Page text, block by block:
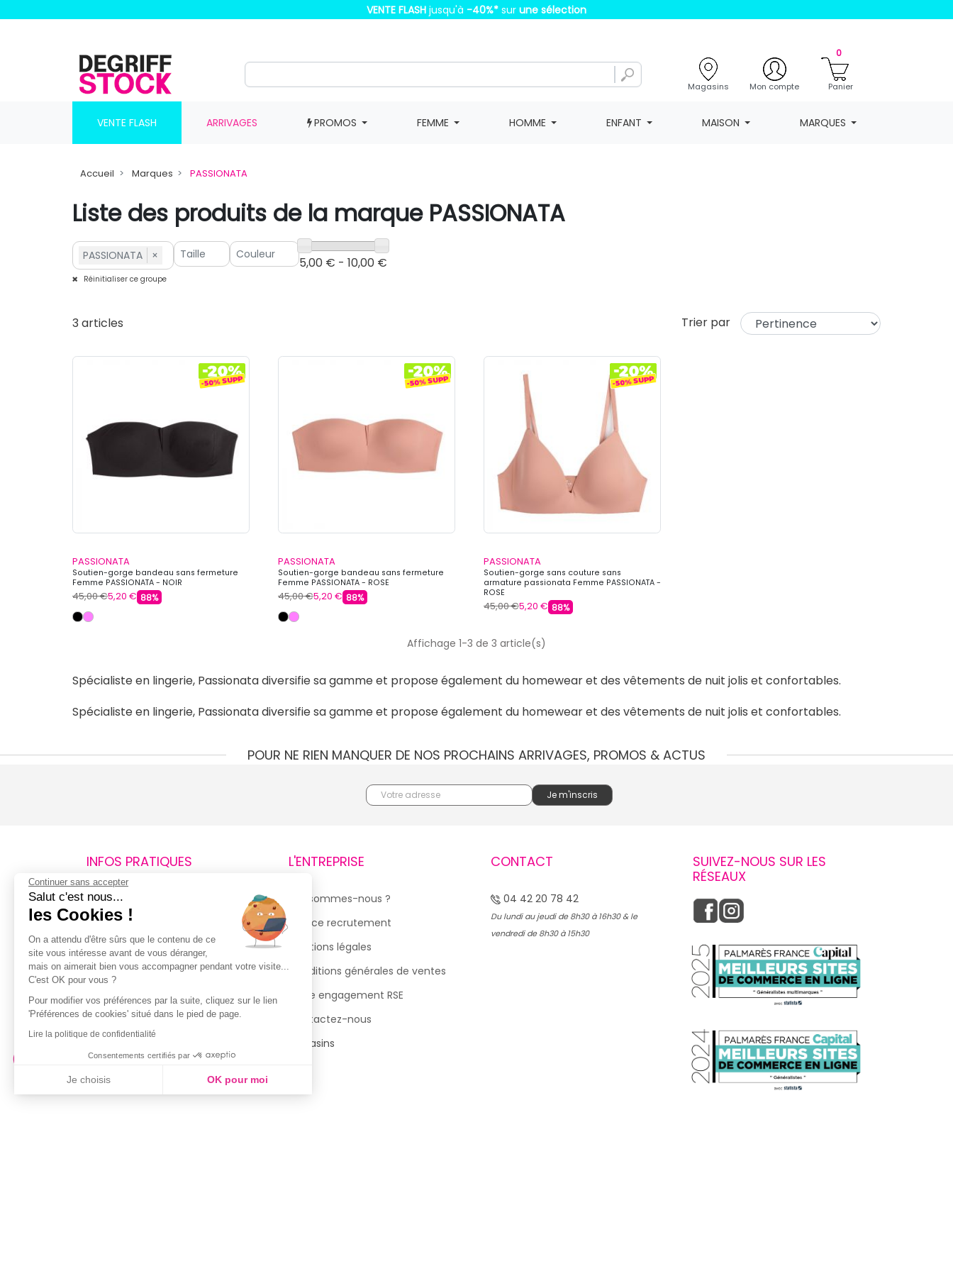
VENTE FLASH jusqu'à -40%* sur une sélection
Magasins Mon compte
0
Panier
VENTE FLASH ARRIVAGES PROMOS FEMME HOMME ENFANT MAISON MARQUES
Accueil Marques PASSIONATA
Liste des produits de la marque PASSIONATA
PASSIONATA ×
Réinitialiser ce groupe
5,00 € - 10,00 €
3 articles Trier par
PASSIONATA
Soutien-gorge bandeau sans fermeture
Femme PASSIONATA - NOIR
45,00 €5,20 € 88%
PASSIONATA
Soutien-gorge bandeau sans fermeture
Femme PASSIONATA - ROSE
45,00 €5,20 € 88%
PASSIONATA
Soutien-gorge sans couture sans
armature passionata Femme PASSIONATA -
ROSE
45,00 €5,20 € 88%
Affichage 1-3 de 3 article(s)
Spécialiste en lingerie, Passionata diversifie sa gamme et propose également du homewear et des vêtements de nuit jolis et confortables.
Spécialiste en lingerie, Passionata diversifie sa gamme et propose également du homewear et des vêtements de nuit jolis et confortables.
POUR NE RIEN MANQUER DE NOS PROCHAINS ARRIVAGES, PROMOS & ACTUS
INFOS PRATIQUES
Retours et remboursements
Suivi de commande
Livraisons
Guide des tailles
Politique de confidentialité
Conditions générales d’utilisation
de la Carte de Fidélité
L'ENTREPRISE
Qui sommes-nous ?
Espace recrutement
Mentions légales
Conditions générales de ventes
Notre engagement RSE
Contactez-nous
Magasins
CONTACT
04 42 20 78 42
Du lundi au jeudi de 8h30 à 16h30 & le
vendredi de 8h30 à 15h30
SUIVEZ-NOUS SUR LES
RÉSEAUX
Continuer sans accepter
Salut c'est nous...
les Cookies !
On a attendu d'être sûrs que le contenu de ce
site vous intéresse avant de vous déranger,
mais on aimerait bien vous accompagner pendant votre visite...
C'est OK pour vous ?
Pour modifier vos préférences par la suite, cliquez sur le lien
'Préférences de cookies' situé dans le pied de page.
Lire la politique de confidentialité
Consentements certifiés par
Je choisis OK pour moi